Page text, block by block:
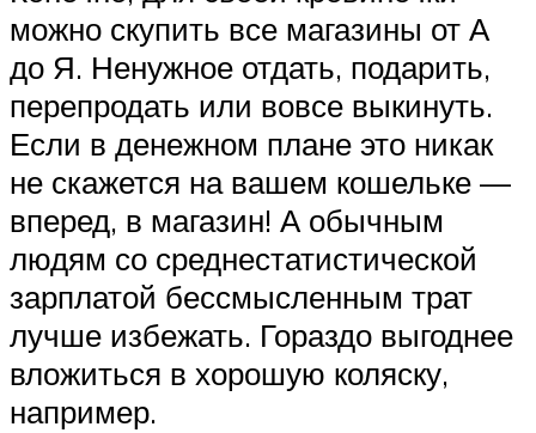
можно скупить все магазины от А
до Я. Ненужное отдать, подарить,
перепродать или вовсе выкинуть.
Если в денежном плане это никак
не скажется на вашем кошельке —
вперед, в магазин! А обычным
людям со среднестатистической
зарплатой бессмысленным трат
лучше избежать. Гораздо выгоднее
вложиться в хорошую коляску,
например.